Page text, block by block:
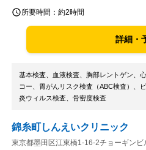
所要時間： 約2時間
詳細・
基本検査、血液検査、胸部レントゲン、
コー、胃がんリスク検査（ABC検査）、
炎ウィルス検査、骨密度検査
錦糸町しんえいクリニック
東京都墨田区江東橋1-16-2チョーギンビ